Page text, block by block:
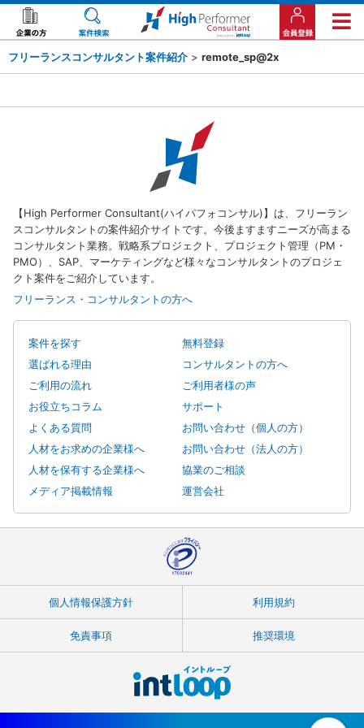
フリーランスコンサルタント案件紹介 > remote_sp@2x
【High Performer Consultant(ハイパフォコンサル)】は、フリーラン
スコンサルタントの案件紹介サイトです。今後ますますニーズが高まる
コンサルタント業務。戦略系プロジェクト、プロジェクト管理（PM・
PMO）、SAP、マーケティングなど様々なコンサルタントのプロジェ
クト案件をご紹介しています。
フリーランス・コンサルタントの方へ
案件を探す
無料登録
選ばれる理由
コンサルタントの方へ
ご利用の流れ
ご利用者様の声
お役立ちコラム
サポート
よくある質問
お問い合わせ（個人の方）
人材をお求めの企業様へ
お問い合わせ（法人の方）
人材を保有する企業様へ
協業のご相談
メディア掲載情報
運営会社
個人情報保護方針 利用規約
免責事項 推奨環境